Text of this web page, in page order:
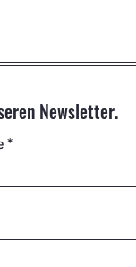
Newsletter.